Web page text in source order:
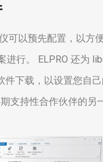
可以预先配置，以方
行。 ELPRO 还为
件下载，以设置您自己
支持性合作伙伴的另